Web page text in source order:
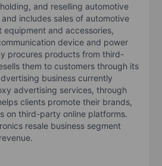
and reselling automotive
includes sales of automotive
and accessories,
device and power
procures products from third-
them to customers through its
business currently
advertising services, through
clients promote their brands,
on third-party online platforms.
resale business segment